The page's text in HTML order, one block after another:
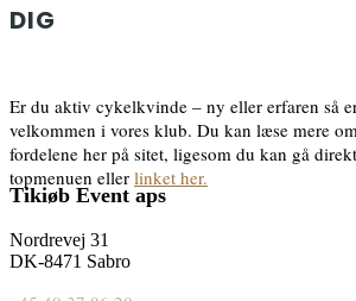
DIG
Er du aktiv cykelkvinde – ny eller erfaren så
velkommen i vores klub. Du kan læse mere
fordelene her på sitet, ligesom du kan gå
topmenuen eller linket her.
Tikiøb Event aps
Nordrevej 31
DK-8471 Sabro